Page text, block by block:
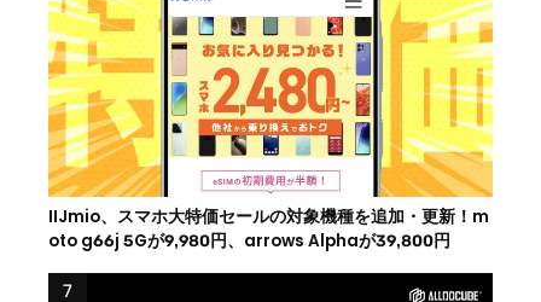
IIJmio、スマホ大特価セールの対象機種を追加・更新！m
oto g66j 5Gが9,980円、arrows Alphaが39,800円